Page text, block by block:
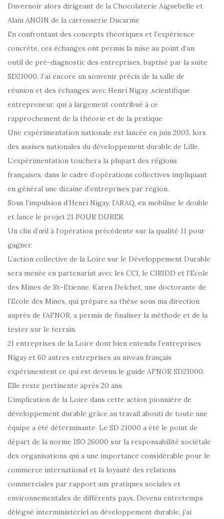
Duvernoir alors dirigeant de la Chocolaterie Aiguebelle et
Alain ANGIN de la carrosserie Ducarme
En confrontant des concepts théoriques et l’expérience
concrète, ces échanges ont permis la mise au point d’un
outil de pré-diagnostic des entreprises, baptisé par la suite
SD21000. J’ai encore un souvenir précis de la salle de
réunion et des échanges avec Henri Nigay ,scientifique
entrepreneur, qui a largement contribué à ce
rapprochement de la théorie et de la pratique
Une expérimentation nationale est lancée en juin 2003, lors
des assises nationales du développement durable de Lille.
L’expérimentation touchera la plupart des régions
françaises, dans le cadre d’opérations collectives impliquant
en général une dizaine d’entreprises par région.
Sous l’impulsion d’Henri Nigay, l’ARAQ, en mobilise le double
et lance le projet 21 POUR DURER.
Un clin d’œil à l’opération précédente sur la qualité 11 pour
gagner.
L’action collective de la Loire sur le Développement Durable
sera menée en partenariat avec les CCI, le CIRIDD et l’Ecole
des Mines de St-Etienne. Karen Delchet, une doctorante de
l’Ecole des Mines, qui prépare sa thèse sous ma direction
auprès de l’AFNOR, a permis de finaliser la méthode et de la
tester sur le terrain.
21 entreprises de la Loire dont bien entendu l’entreprises
Nigay et 60 autres entreprises au niveau français
expérimentent ce qui est devenu le guide AFNOR SD21000.
Elle reste pertinente après 20 ans
L’implication de la Loire dans cette action pionnière de
développement durable grâce au travail abouti de toute une
équipe a été déterminante. Le SD 21000 a été le point de
départ de la norme ISO 26000 sur la responsabilité sociétale
des organisations qui a une importance considérable pour le
commerce international et la loyauté des relations
commerciales par rapport aux pratiques sociales et
environnementales de différents pays. Devenu entretemps
délégué interministériel au développement durable, j’ai